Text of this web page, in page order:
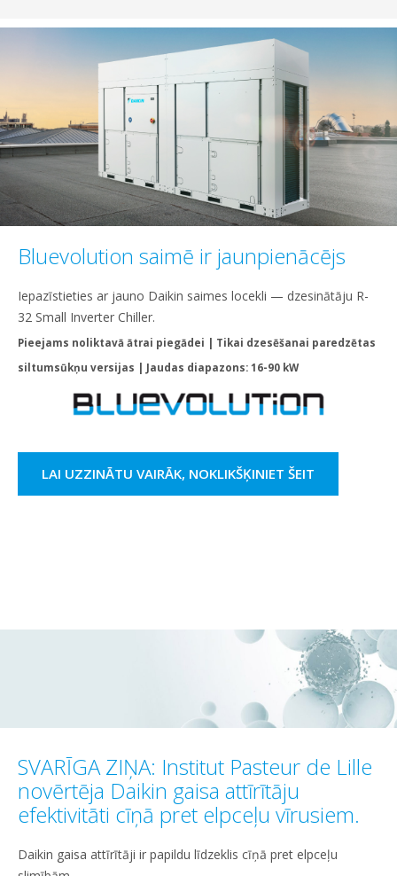
Bluevolution saimē ir jaunpienācējs
Iepazīstieties ar jauno Daikin saimes locekli — dzesinātāju R-
32 Small Inverter Chiller.
Pieejams noliktavā ātrai piegādei | Tikai dzesēšanai paredzētas
siltumsūkņu versijas | Jaudas diapazons: 16-90 kW
LAI UZZINĀTU VAIRĀK, NOKLIKŠĶINIET ŠEIT
SVARĪGA ZIŅA: Institut Pasteur de Lille
novērtēja Daikin gaisa attīrītāju
efektivitāti cīņā pret elpceļu vīrusiem.
Daikin gaisa attīrītāji ir papildu līdzeklis cīņā pret elpceļu